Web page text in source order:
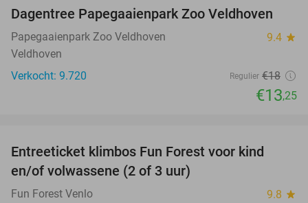
26%
Dagentree Papegaaienpark Zoo Veldhoven
Papegaaienpark Zoo Veldhoven 9.4 star
Veldhoven
Verkocht: 9.720
Regulier €18
€13,25
Entreeticket klimbos Fun Forest voor kind
en/of volwassene (2 of 3 uur)
Fun Forest Venlo 9.8 star